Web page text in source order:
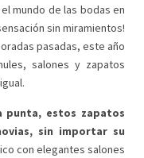
mundo de las bodas en
sin miramientos!
pasadas, este año
salones y zapatos
punta, estos zapatos
sin importar su
con elegantes salones